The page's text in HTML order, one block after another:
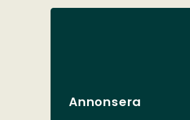
Annonsera